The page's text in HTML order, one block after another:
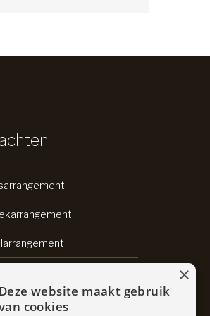
Deze website maakt gebruik
cookies
×